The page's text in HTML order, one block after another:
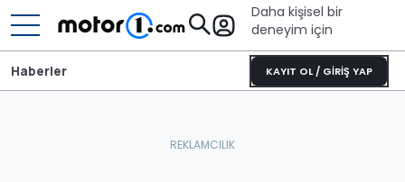
Daha kişisel bir
deneyim için
KAYIT OL / GİRİŞ YAP
Haberler